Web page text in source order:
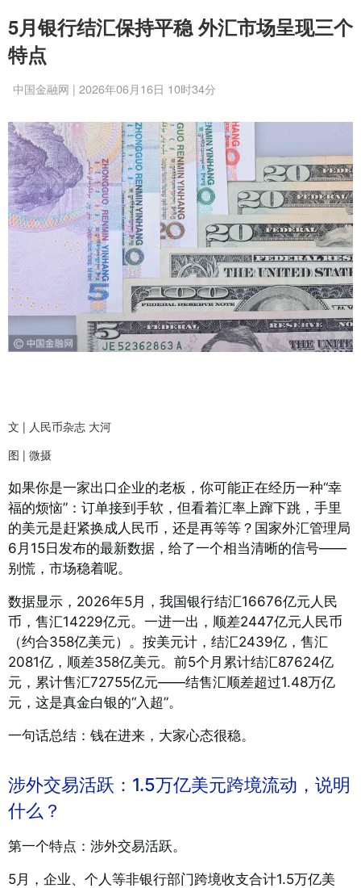
5月银行结汇保持平稳 外汇市场呈现三个
特点
中国金融网 | 2026年06月16日 10时34分
文 | 人民币杂志 大河
图 | 微摄
如果你是一家出口企业的老板，你可能正在经历一种“幸
福的烦恼”：订单接到手软，但看着汇率上蹿下跳，手里
的美元是赶紧换成人民币，还是再等等？国家外汇管理局
6月15日发布的最新数据，给了一个相当清晰的信号——
别慌，市场稳着呢。
数据显示，2026年5月，我国银行结汇16676亿元人民
币，售汇14229亿元。一进一出，顺差2447亿元人民币
（约合358亿美元）。按美元计，结汇2439亿，售汇
2081亿，顺差358亿美元。前5个月累计结汇87624亿
元，累计售汇72755亿元——结售汇顺差超过1.48万亿
元，这是真金白银的“入超”。
一句话总结：钱在进来，大家心态很稳。
涉外交易活跃：1.5万亿美元跨境流动，说明
什么？
第一个特点：涉外交易活跃。
5月，企业、个人等非银行部门跨境收支合计1.5万亿美